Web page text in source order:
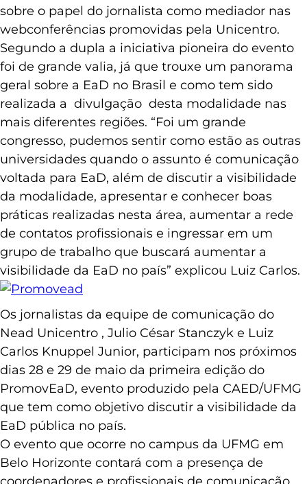
sobre o papel do jornalista como mediador nas
webconferências promovidas pela Unicentro.
Segundo a dupla a iniciativa pioneira do evento
foi de grande valia, já que trouxe um panorama
geral sobre a EaD no Brasil e como tem sido
realizada a divulgação desta modalidade nas
mais diferentes regiões. “Foi um grande
congresso, pudemos sentir como estão as outras
universidades quando o assunto é comunicação
voltada para EaD, além de discutir a visibilidade
da modalidade, apresentar e conhecer boas
práticas realizadas nesta área, aumentar a rede
de contatos profissionais e ingressar em um
grupo de trabalho que buscará aumentar a
visibilidade da EaD no país” explicou Luiz Carlos.
Os jornalistas da equipe de comunicação do
Nead Unicentro , Julio César Stanczyk e Luiz
Carlos Knuppel Junior, participam nos próximos
dias 28 e 29 de maio da primeira edição do
PromovEaD, evento produzido pela CAED/UFMG
que tem como objetivo discutir a visibilidade da
EaD pública no país.
O evento que ocorre no campus da UFMG em
Belo Horizonte contará com a presença de
coordenadores e profissionais de comunicação